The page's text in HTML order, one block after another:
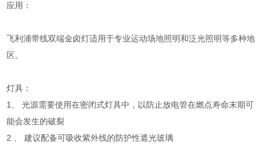
应用：
飞利浦带线双端金卤灯适用于专业运动场地照明和泛光照明等多种地
区。
灯具：
1、 光源需要使用在密闭式灯具中，以防止放电管在燃点寿命末期可
能会发生的破裂
2 、 建议配备可吸收紫外线的防护性遮光玻璃